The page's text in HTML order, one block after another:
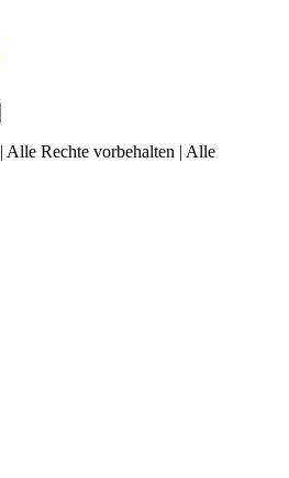
| Alle Rechte vorbehalten | Alle